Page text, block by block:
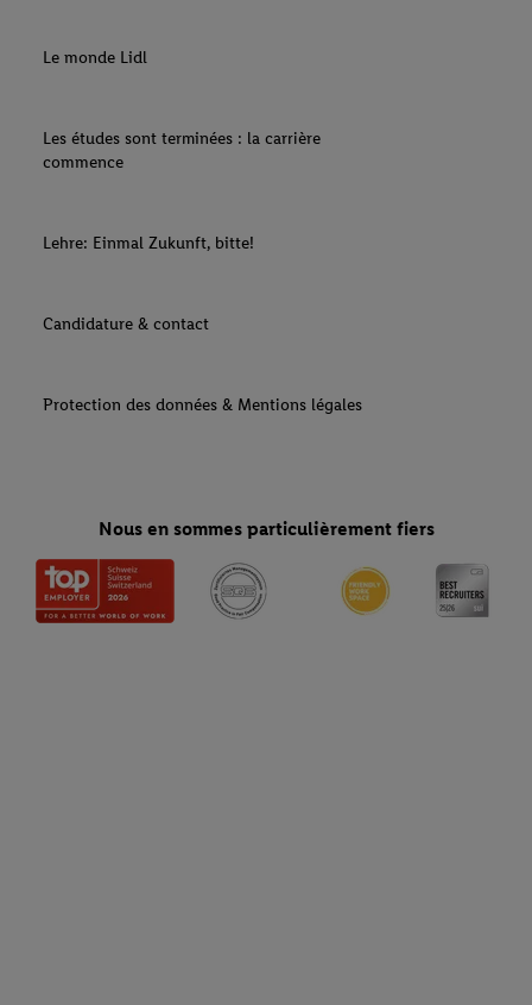
Le monde Lidl
Les études sont terminées : la carrière
commence
Lehre: Einmal Zukunft, bitte!
Candidature & contact
Protection des données & Mentions légales
Nous en sommes particulièrement fiers